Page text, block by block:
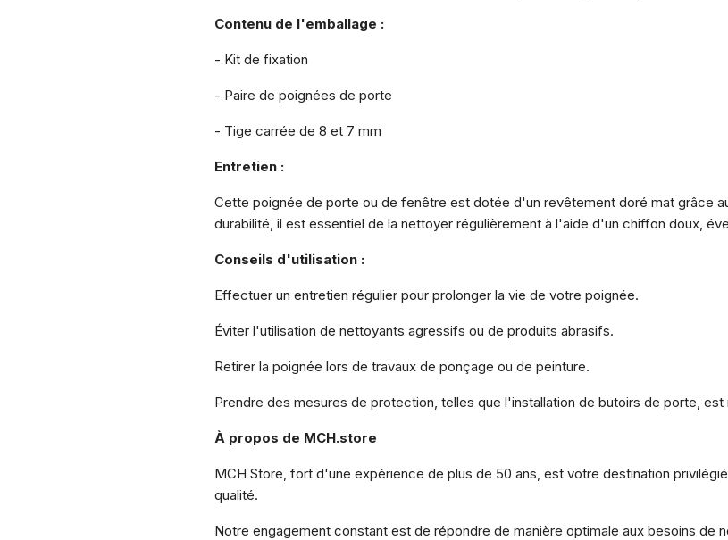
Contenu de l'emballage :
- Kit de fixation
- Paire de poignées de porte
- Tige carrée de 8 et 7 mm
Entretien :
Cette poignée de porte ou de fenêtre est dotée d'un revêtement doré mat grâce
durabilité, il est essentiel de la nettoyer régulièrement à l'aide d'un chiffon doux,
Conseils d'utilisation :
Effectuer un entretien régulier pour prolonger la vie de votre poignée.
Éviter l'utilisation de nettoyants agressifs ou de produits abrasifs.
Retirer la poignée lors de travaux de ponçage ou de peinture.
Prendre des mesures de protection, telles que l'installation de butoirs de porte, est
À propos de MCH.store
MCH Store, fort d'une expérience de plus de 50 ans, est votre destination
qualité.
Notre engagement constant est de répondre de manière optimale aux besoins de